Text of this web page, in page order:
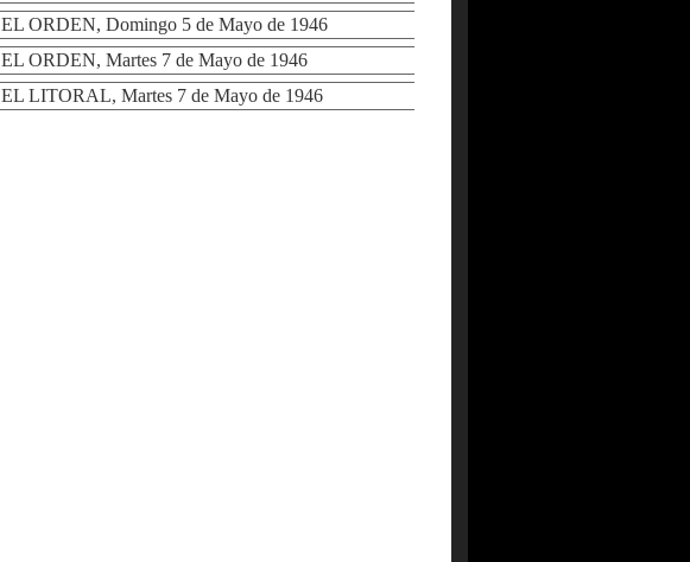
EL ORDEN, Domingo 5 de Mayo de 1946
EL ORDEN, Martes 7 de Mayo de 1946
EL LITORAL, Martes 7 de Mayo de 1946